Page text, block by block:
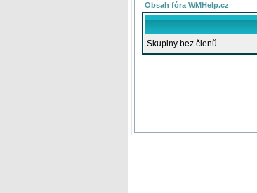
Obsah fóra WMHelp.cz
Skupiny bez členů